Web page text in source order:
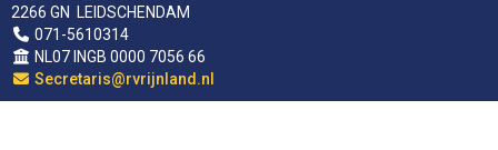
2266 GN LEIDSCHENDAM
071-5610314
NL07 INGB 0000 7056 66
siraterceS@rvrijnland.nl